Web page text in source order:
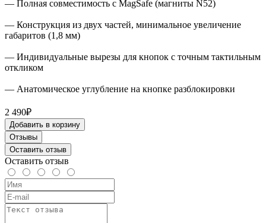
— Полная совместимость с MagSafe (магниты N52)
— Конструкция из двух частей, минимальное увеличение
габаритов (1,8 мм)
— Индивидуальные вырезы для кнопок с точным тактильным
откликом
— Анатомическое углубление на кнопке разблокировки
2 490₽
Добавить в корзину
Отзывы
Оставить отзыв
Оставить отзыв